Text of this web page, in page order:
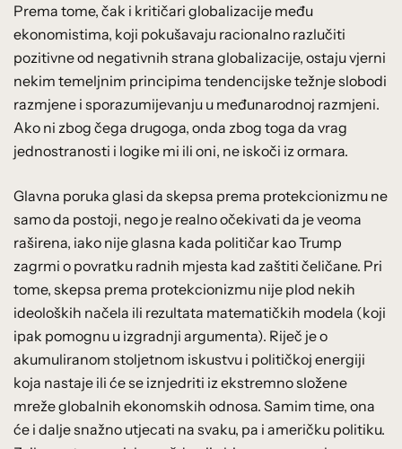
Prema tome, čak i kritičari globalizacije među
ekonomistima, koji pokušavaju racionalno razlučiti
pozitivne od negativnih strana globalizacije, ostaju vjerni
nekim temeljnim principima tendencijske težnje slobodi
razmjene i sporazumijevanju u međunarodnoj razmjeni.
Ako ni zbog čega drugoga, onda zbog toga da vrag
jednostranosti i logike mi ili oni, ne iskoči iz ormara.
Glavna poruka glasi da skepsa prema protekcionizmu ne
samo da postoji, nego je realno očekivati da je veoma
raširena, iako nije glasna kada političar kao Trump
zagrmi o povratku radnih mjesta kad zaštiti čeličane. Pri
tome, skepsa prema protekcionizmu nije plod nekih
ideoloških načela ili rezultata matematičkih modela (koji
ipak pomognu u izgradnji argumenta). Riječ je o
akumuliranom stoljetnom iskustvu i političkoj energiji
koja nastaje ili će se iznjedriti iz ekstremno složene
mreže globalnih ekonomskih odnosa. Samim time, ona
će i dalje snažno utjecati na svaku, pa i američku politiku.